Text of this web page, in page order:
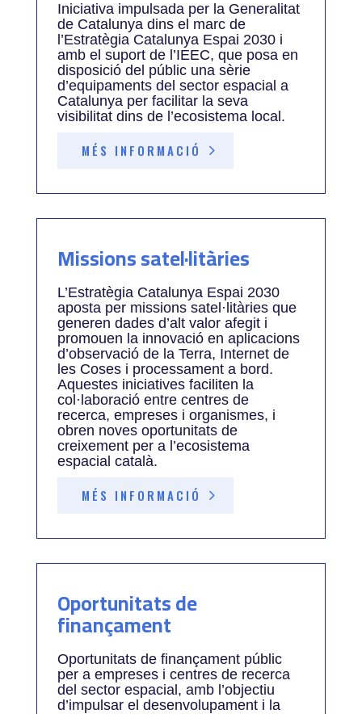
Iniciativa impulsada per la Generalitat
de Catalunya dins el marc de
l’Estratègia Catalunya Espai 2030 i
amb el suport de l’IEEC, que posa en
disposició del públic una sèrie
d’equipaments del sector espacial a
Catalunya per facilitar la seva
visibilitat dins de l’ecosistema local.
MÉS INFORMACIÓ
Missions satel·litàries
L’Estratègia Catalunya Espai 2030
aposta per missions satel·litàries que
generen dades d’alt valor afegit i
promouen la innovació en aplicacions
d’observació de la Terra, Internet de
les Coses i processament a bord.
Aquestes iniciatives faciliten la
col·laboració entre centres de
recerca, empreses i organismes, i
obren noves oportunitats de
creixement per a l’ecosistema
espacial català.
MÉS INFORMACIÓ
Oportunitats de
finançament
Oportunitats de finançament públic
per a empreses i centres de recerca
del sector espacial, amb l’objectiu
d’impulsar el desenvolupament i la